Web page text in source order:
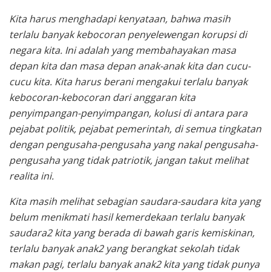
Kita harus menghadapi kenyataan, bahwa masih
terlalu banyak kebocoran penyelewengan korupsi di
negara kita. Ini adalah yang membahayakan masa
depan kita dan masa depan anak-anak kita dan cucu-
cucu kita. Kita harus berani mengakui terlalu banyak
kebocoran-kebocoran dari anggaran kita
penyimpangan-penyimpangan, kolusi di antara para
pejabat politik, pejabat pemerintah, di semua tingkatan
dengan pengusaha-pengusaha yang nakal pengusaha-
pengusaha yang tidak patriotik, jangan takut melihat
realita ini.
Kita masih melihat sebagian saudara-saudara kita yang
belum menikmati hasil kemerdekaan terlalu banyak
saudara2 kita yang berada di bawah garis kemiskinan,
terlalu banyak anak2 yang berangkat sekolah tidak
makan pagi, terlalu banyak anak2 kita yang tidak punya